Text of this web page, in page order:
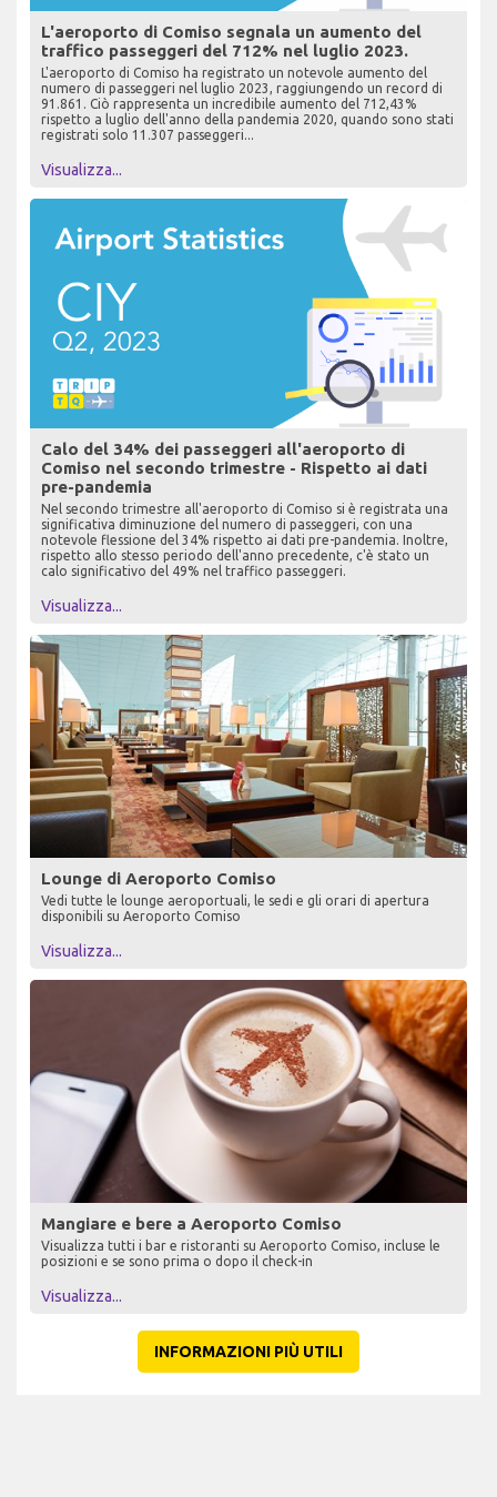
L'aeroporto di Comiso segnala un aumento del
traffico passeggeri del 712% nel luglio 2023.
L'aeroporto di Comiso ha registrato un notevole aumento del
numero di passeggeri nel luglio 2023, raggiungendo un record di
91.861. Ciò rappresenta un incredibile aumento del 712,43%
rispetto a luglio dell'anno della pandemia 2020, quando sono stati
registrati solo 11.307 passeggeri...
Visualizza...
Calo del 34% dei passeggeri all'aeroporto di
Comiso nel secondo trimestre - Rispetto ai dati
pre-pandemia
Nel secondo trimestre all'aeroporto di Comiso si è registrata una
significativa diminuzione del numero di passeggeri, con una
notevole flessione del 34% rispetto ai dati pre-pandemia. Inoltre,
rispetto allo stesso periodo dell'anno precedente, c'è stato un
calo significativo del 49% nel traffico passeggeri.
Visualizza...
Lounge di Aeroporto Comiso
Vedi tutte le lounge aeroportuali, le sedi e gli orari di apertura
disponibili su Aeroporto Comiso
Visualizza...
Mangiare e bere a Aeroporto Comiso
Visualizza tutti i bar e ristoranti su Aeroporto Comiso, incluse le
posizioni e se sono prima o dopo il check-in
Visualizza...
INFORMAZIONI PIÙ UTILI